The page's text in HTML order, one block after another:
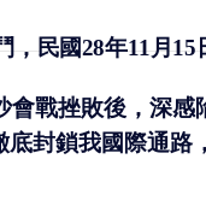
，民國28年11月15
會戰挫敗後，深
封鎖我國際通路